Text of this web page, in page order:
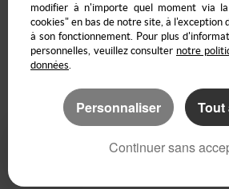
Mentions Légales Politique de protection des
Notre barème d'honoraires
Accès
modifier à n'importe quel moment via
cookies" en bas de notre site, à l'exception
à son fonctionnement. Pour plus
personnelles, veuillez consulter notre
données.
Personnaliser Tout
Continuer sans